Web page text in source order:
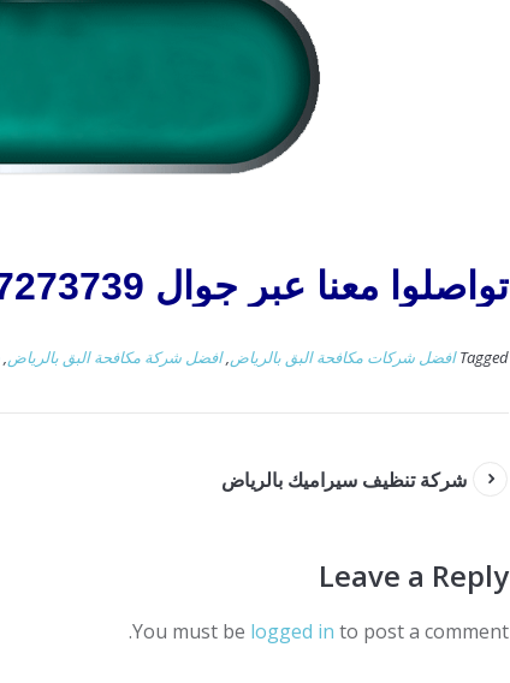
تواصلوا معنا عبر جوال 0507273739
Tagged افضل شركات مكافحة البق بالرياض,افضل شركة مكافحة البق بالرياض,
شركة تنظيف سيراميك بالرياض
Leave a Reply
You must be logged in to post a comment.